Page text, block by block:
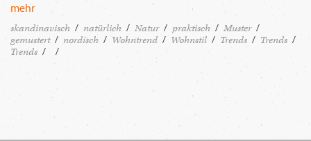
mehr
skandinavisch natürlich Natur praktisch
Muster
gemustert
nordisch Wohntrend Wohnstil Trends
Trends
Trends